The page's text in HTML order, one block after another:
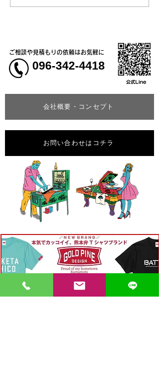
いてのお知らせ
会社概要・コンセプト
ご相談や見積もりの依頼はお気軽に
096-342-4418
お問い合わせはコチラ